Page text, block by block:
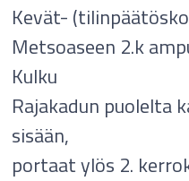
Kevät-
Metsoaseen 2.k
Kulku
Rajakadun puolelta
sisään,
portaat ylös 2.